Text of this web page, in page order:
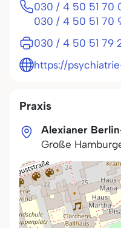
Praxis
Alexianer
Große
030 / 4 50 51 70
030 / 4 50 51 70
030 / 4 50 51 79
https://